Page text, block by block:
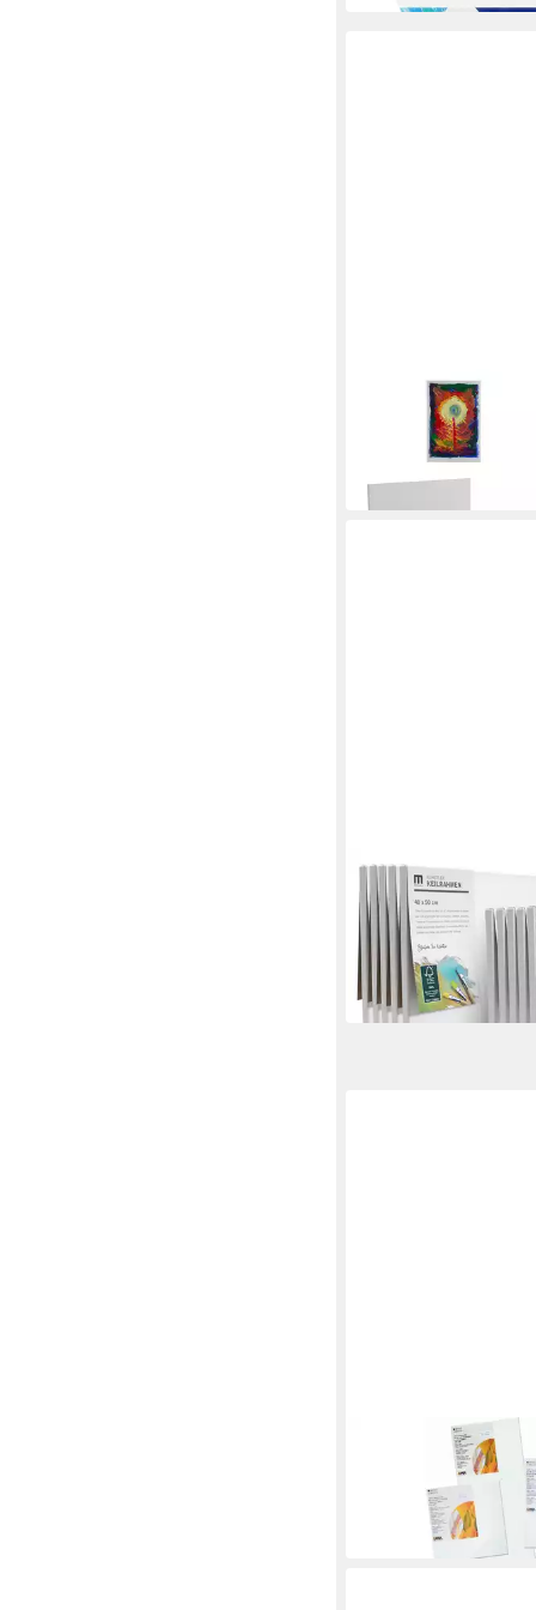
RELAXDAYS
Leinwand 12er Set
UVP39,99 €
in 2-3 Werktagen bei dir
M MERCEO
Leinwand
37,90 €
in 2-3 Werktagen bei dir
Leinwand Kreul
in 2-3 Werktagen bei dir